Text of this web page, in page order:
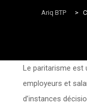
Ariq BTP >
Le paritarisme est
employeurs et
d’instances